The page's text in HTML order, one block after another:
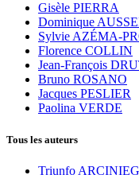
Gisèle PIERRA
Dominique
Sylvie AZÉMA-
Florence COLLIN
Jean-François
Bruno ROSANO
Jacques PESLIER
Paolina VERDE
Tous les auteurs
Triunfo